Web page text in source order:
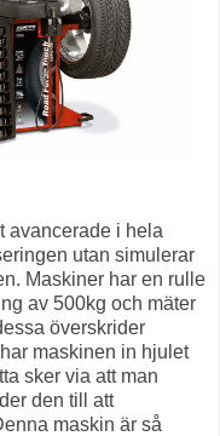
avancerade i hela
utan simulerar
Maskiner har en rulle
av 500kg och mäter
överskrider
maskinen in hjulet
sker via att man
den till att
maskin är så